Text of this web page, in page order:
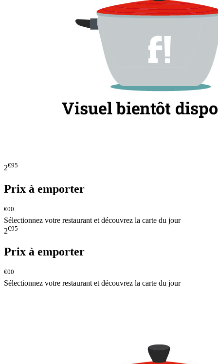
2€95
Prix à emporter
€00
Sélectionnez votre restaurant et découvrez la carte du jour
2€95
Prix à emporter
€00
Sélectionnez votre restaurant et découvrez la carte du jour